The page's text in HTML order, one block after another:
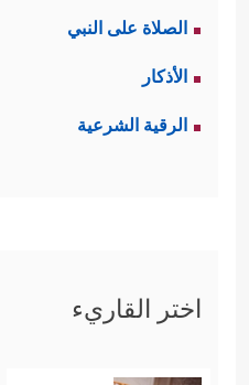
الصلاة على النبي
الأذكار
الرقية الشرعية
اختر القاريء